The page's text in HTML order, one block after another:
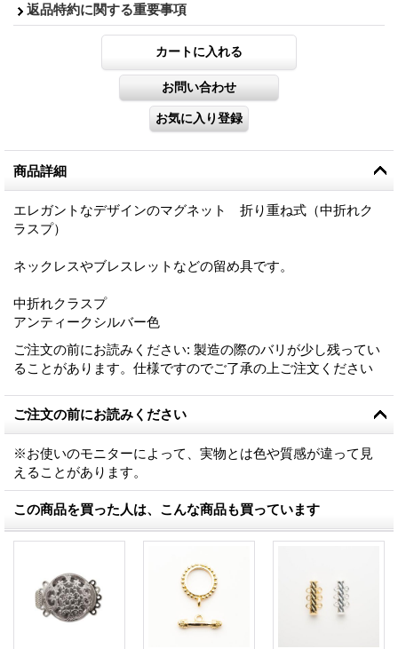
返品特約に関する重要事項
商品詳細
エレガントなデザインのマグネット 折り重ね式（中折れク
ラスプ）
ネックレスやブレスレットなどの留め具です。
中折れクラスプ
アンティークシルバー色
ご注文の前にお読みください: 製造の際のバリが少し残ってい
ることがあります。仕様ですのでご了承の上ご注文ください
ご注文の前にお読みください
※お使いのモニターによって、実物とは色や質感が違って見
えることがあります。
この商品を買った人は、こんな商品も買っています